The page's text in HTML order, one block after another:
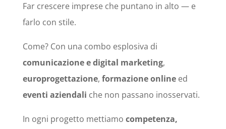
Far crescere imprese che puntano in alto — e
farlo con stile.
Come? Con una combo esplosiva di
comunicazione e digital marketing,
europrogettazione, formazione onlineed
eventi aziendali che non passano inosservati.
In ogni progetto mettiamo competenza,